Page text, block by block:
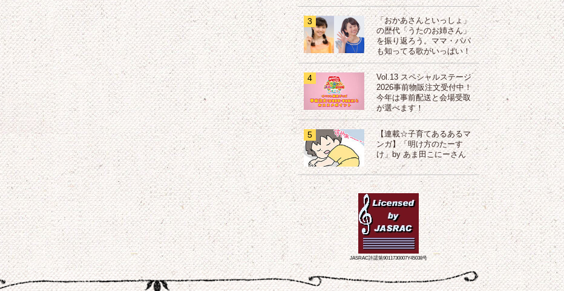
3
「おかあさんといっしょ」
の歴代「うたのお姉さん」
を振り返ろう。ママ・パパ
も知ってる歌がいっぱい！
4
Vol.13 スペシャルステージ
2026事前物販注文受付中！
今年は事前配送と会場受取
が選べます！
5
【連載☆子育てあるあるマ
ンガ】「明け方のたーす
け」by あま田こにーさん
JASRAC許諾第9011730007Y45038号